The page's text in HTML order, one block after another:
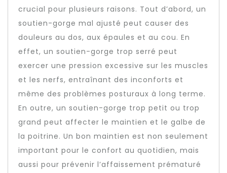
crucial pour plusieurs raisons. Tout d’abord, un
soutien-gorge mal ajusté peut causer des
douleurs au dos, aux épaules et au cou. En
effet, un soutien-gorge trop serré peut
exercer une pression excessive sur les muscles
et les nerfs, entraînant des inconforts et
même des problèmes posturaux à long terme.
En outre, un soutien-gorge trop petit ou trop
grand peut affecter le maintien et le galbe de
la poitrine. Un bon maintien est non seulement
important pour le confort au quotidien, mais
aussi pour prévenir l’affaissement prématuré